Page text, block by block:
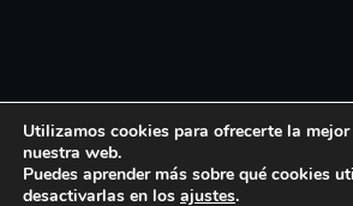
Utilizamos cookies para ofrecerte la mejor
nuestra web.
Puedes aprender más sobre qué cookies
desactivarlas en los ajustes.